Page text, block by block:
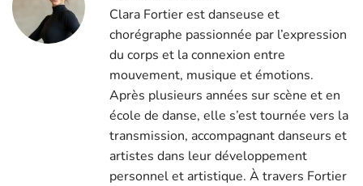
Clara Fortier est danseuse et
chorégraphe passionnée par l’expression
du corps et la connexion entre
mouvement, musique et émotions.
Après plusieurs années sur scène et en
école de danse, elle s’est tournée vers la
transmission, accompagnant danseurs et
artistes dans leur développement
personnel et artistique. À travers Fortier